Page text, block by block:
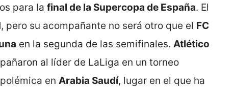
para la final de la Supercopa de España. El
, pero su acompañante no será otro que el FC
en la segunda de las semifinales. Atlético
al líder de LaLiga en un torneo
en Arabia Saudí, lugar en el que ha